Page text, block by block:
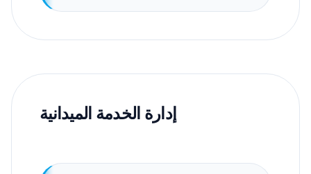
إدارة الخدمة الميدانية